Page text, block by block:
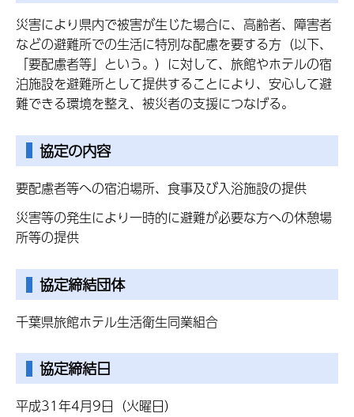
災害により県内で被害が生じた場合に、高齢者、障害者
などの避難所での生活に特別な配慮を要する方（以下、
「要配慮者等」という。）に対して、旅館やホテルの宿
泊施設を避難所として提供することにより、安心して避
難できる環境を整え、被災者の支援につなげる。
協定の内容
要配慮者等への宿泊場所、食事及び入浴施設の提供
災害等の発生により一時的に避難が必要な方への休憩場
所等の提供
協定締結団体
千葉県旅館ホテル生活衛生同業組合
協定締結日
平成31年4月9日（火曜日）